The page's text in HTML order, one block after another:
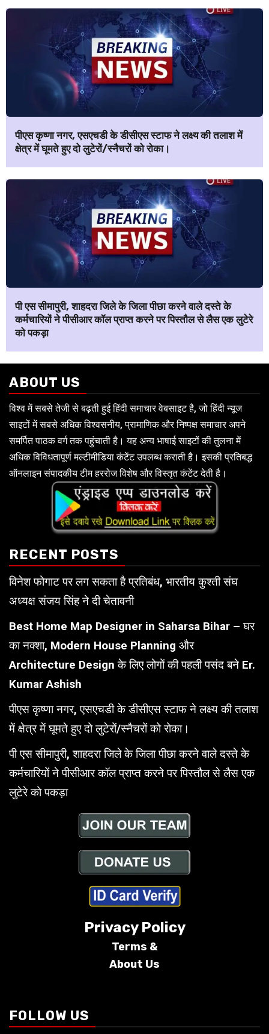
पीएस कृष्णा नगर, एसएचडी के डीसीएस स्टाफ ने लक्ष्य की तलाश में
क्षेत्र में घूमते हुए दो लुटेरों/स्नैचरों को रोका।
पी एस सीमापुरी, शाहदरा जिले के जिला पीछा करने वाले दस्ते के
कर्मचारियों ने पीसीआर कॉल प्राप्त करने पर पिस्तौल से लैस एक लुटेरे
को पकड़ा
ABOUT US
विश्व में सबसे तेजी से बढ़ती हुई हिंदी समाचार वेबसाइट है, जो हिंदी न्यूज
साइटों में सबसे अधिक विश्वसनीय, प्रामाणिक और निष्पक्ष समाचार अपने
समर्पित पाठक वर्ग तक पहुंचाती है। यह अन्य भाषाई साइटों की तुलना में
अधिक विविधतापूर्ण मल्टीमीडिया कंटेंट उपलब्ध कराती है। इसकी प्रतिबद्ध
ऑनलाइन संपादकीय टीम हररोज विशेष और विस्तृत कंटेंट देती है।
RECENT POSTS
विनेश फोगाट पर लग सकता है प्रतिबंध, भारतीय कुश्ती संघ
अध्यक्ष संजय सिंह ने दी चेतावनी
Best Home Map Designer in Saharsa Bihar – घर
का नक्शा, Modern House Planning और
Architecture Design के लिए लोगों की पहली पसंद बने Er.
Kumar Ashish
पीएस कृष्णा नगर, एसएचडी के डीसीएस स्टाफ ने लक्ष्य की तलाश
में क्षेत्र में घूमते हुए दो लुटेरों/स्नैचरों को रोका।
पी एस सीमापुरी, शाहदरा जिले के जिला पीछा करने वाले दस्ते के
कर्मचारियों ने पीसीआर कॉल प्राप्त करने पर पिस्तौल से लैस एक
लुटेरे को पकड़ा
Privacy Policy
Terms &
About Us
FOLLOW US